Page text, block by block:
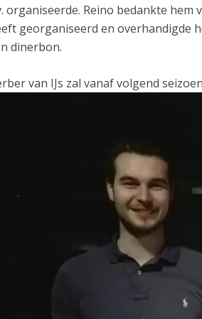
organiseerde. Reino bedankte
georganiseerd en overhandigde
dinerbon.
van IJs zal vanaf volgend